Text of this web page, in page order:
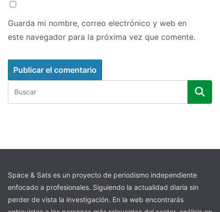
Guarda mi nombre, correo electrónico y web en
este navegador para la próxima vez que comente.
Space & Sats es un proyecto de periodismo independiente
enfocado a profesionales. Siguiendo la actualidad diaria sin
perder de vista la investigación. En la web encontrarás